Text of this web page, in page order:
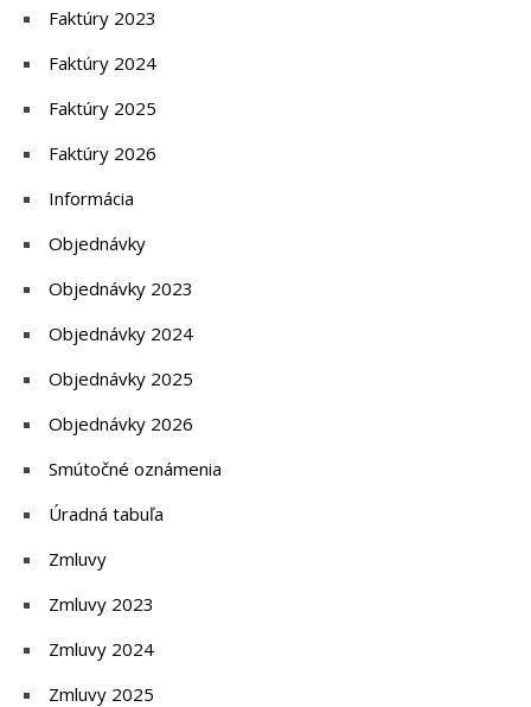
Faktúry 2023
Faktúry 2024
Faktúry 2025
Faktúry 2026
Informácia
Objednávky
Objednávky 2023
Objednávky 2024
Objednávky 2025
Objednávky 2026
Smútočné oznámenia
Úradná tabuľa
Zmluvy
Zmluvy 2023
Zmluvy 2024
Zmluvy 2025